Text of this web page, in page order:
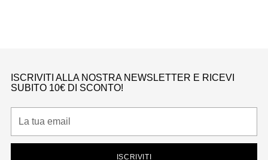
ISCRIVITI ALLA NOSTRA NEWSLETTER E RICEVI
SUBITO 10€ DI SCONTO!
tua
email
ISCRIVITI